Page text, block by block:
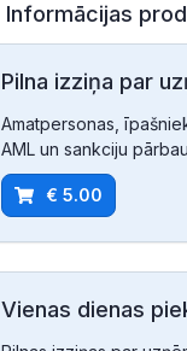
Informācijas
Pilna izziņa par
Amatpersonas,
AML un sankciju
€ 5.00
Vienas dienas